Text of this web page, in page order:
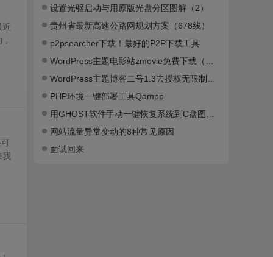
近
我
设置光驱启动与用原版光盘分区图解（2）
贵州省最新高速公路网规划方案（678线）
p2psearcher下载！最好的P2P下载工具
WordPress主题电影站zmovie免费下载（已测试）
WordPress主题博客二号1.3去授权无限制版下载（已测试）
PHP环境一键部署工具Qampp
用GHOST软件手动一键恢复系统到C盘图文教程
网站流量异常变动的8种常见原因
面试回来